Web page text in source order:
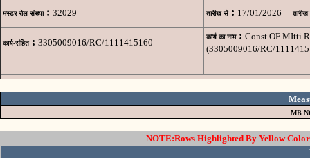
मस्टर रोल संख्या : 32029 तारीख से : 17/01/2026 तारीख
कार्य-संहित : 3305009016/RC/1111415160
कार्य का नाम : Const OF MItti
(3305009016/RC/
MB
NOTE:Rows Highlighted By Yellow